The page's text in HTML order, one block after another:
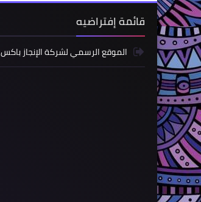
قائمة إفتراضيه
الموقع الرسمي لشركة الإنجاز باكس